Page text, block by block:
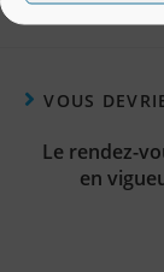
VOUS
Le rendez-
en